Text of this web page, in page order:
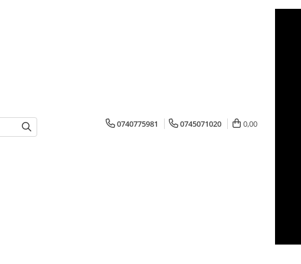
0740775981 0745071020 0,00